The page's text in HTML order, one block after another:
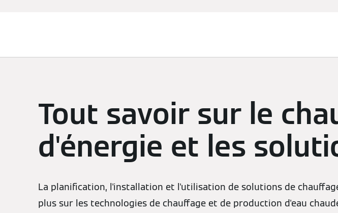
Tout savoir sur le
d'énergie et les
La planification, l'installation et l'utilisation de solutions de
plus sur les technologies de chauffage et de production d'eau